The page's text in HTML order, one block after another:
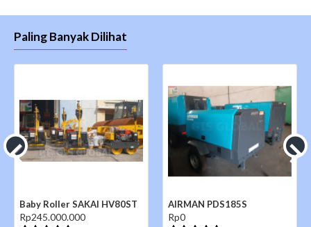
Paling Banyak Dilihat
Baby Roller SAKAI HV80ST
Rp245.000.000
AIRMAN PDS185S
Rp0